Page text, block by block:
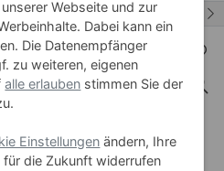
Set
Webseite und zur
Dabei kann ein
Die Datenempfänger
zu weiteren, eigenen
alle erlauben stimmen Sie der
Einstellungen ändern, Ihre
die Zukunft widerrufen